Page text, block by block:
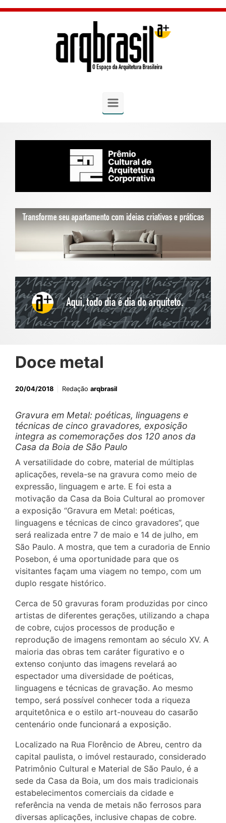
Skip to main content
Doce metal
20/04/2018 Redação arqbrasil
Gravura em Metal: poéticas, linguagens e
técnicas de cinco gravadores, exposição
integra as comemorações dos 120 anos da
Casa da Boia de São Paulo
A versatilidade do cobre, material de múltiplas
aplicações, revela-se na gravura como meio de
expressão, linguagem e arte. E foi esta a
motivação da Casa da Boia Cultural ao promover
a exposição “Gravura em Metal: poéticas,
linguagens e técnicas de cinco gravadores”, que
será realizada entre 7 de maio e 14 de julho, em
São Paulo. A mostra, que tem a curadoria de Ennio
Posebon, é uma oportunidade para que os
visitantes façam uma viagem no tempo, com um
duplo resgate histórico.
Cerca de 50 gravuras foram produzidas por cinco
artistas de diferentes gerações, utilizando a chapa
de cobre, cujos processos de produção e
reprodução de imagens remontam ao século XV. A
maioria das obras tem caráter figurativo e o
extenso conjunto das imagens revelará ao
espectador uma diversidade de poéticas,
linguagens e técnicas de gravação. Ao mesmo
tempo, será possível conhecer toda a riqueza
arquitetônica e o estilo art-nouveau do casarão
centenário onde funcionará a exposição.
Localizado na Rua Florêncio de Abreu, centro da
capital paulista, o imóvel restaurado, considerado
Patrimônio Cultural e Material de São Paulo, é a
sede da Casa da Boia, um dos mais tradicionais
estabelecimentos comerciais da cidade e
referência na venda de metais não ferrosos para
diversas aplicações, inclusive chapas de cobre.